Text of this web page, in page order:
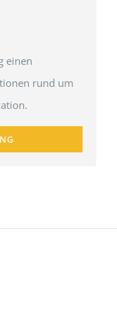
einen
rund um